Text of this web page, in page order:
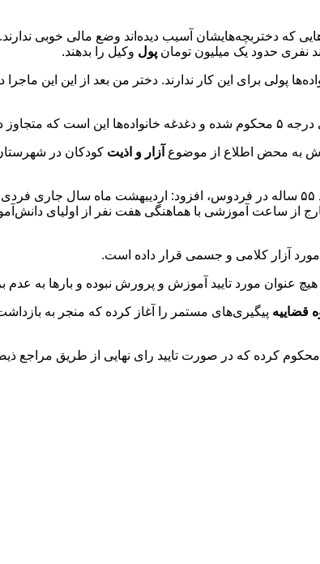
که دختربچه‌هایشان آسیب دیده‌اند وضع مالی خوبی
پول وکیل را بدهند.
پولی برای این کار ندارند. دختر من بعد از این این
دوباره آزاد شود و سراغ دختربچه‌هایشان بیاید.
به محض اطلاع از موضوع آزار و اذیت کودکان در
از ساعت آموزشی با هماهنگی هفت نفر از اولیای
آزار کلامی و جسمی قرار داده است.
عنوان مورد تایید آموزش و پرورش نبوده و بارها به
قضاییه پیگیری‌های مستمر را آغاز کرده که منجر به
کرده که در صورت تایید رای نهایی از طریق مراجع